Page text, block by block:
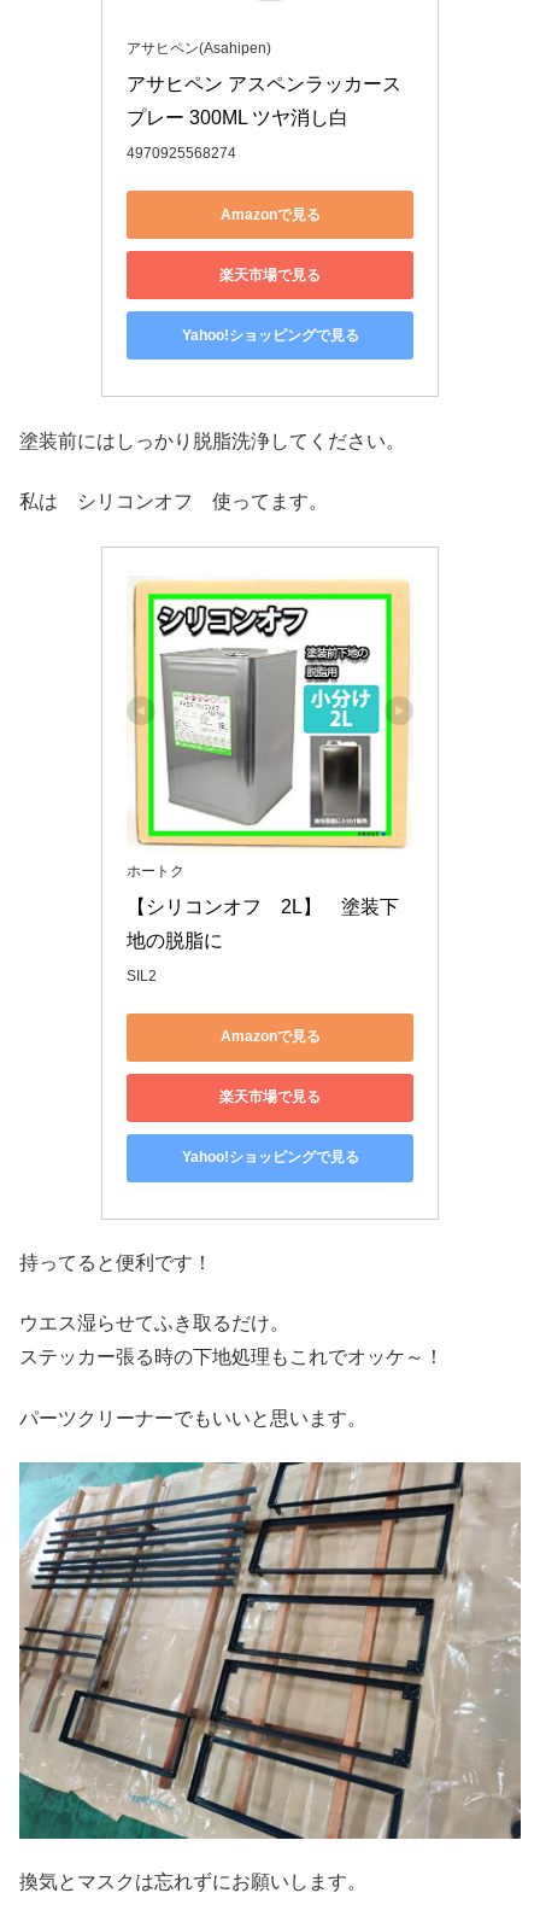
アサヒペン(Asahipen)
アサヒペン アスペンラッカース
プレー 300ML ツヤ消し白
4970925568274
Amazonで見る
楽天市場で見る
Yahoo!ショッピングで見る
塗装前にはしっかり脱脂洗浄してください。
私は シリコンオフ 使ってます。
ホートク
【シリコンオフ　2L】　塗装下
地の脱脂に
SIL2
Amazonで見る
楽天市場で見る
Yahoo!ショッピングで見る
持ってると便利です！
ウエス湿らせてふき取るだけ。
ステッカー張る時の下地処理もこれでオッケ～！
パーツクリーナーでもいいと思います。
換気とマスクは忘れずにお願いします。